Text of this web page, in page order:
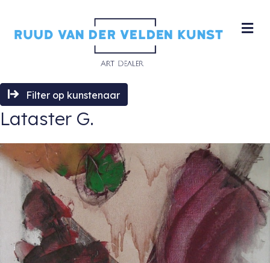
Filter op kunstenaar
Lataster G.